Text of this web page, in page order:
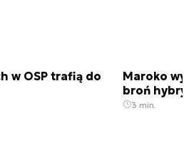
w OSP trafią do
Maroko
broń
3 min.